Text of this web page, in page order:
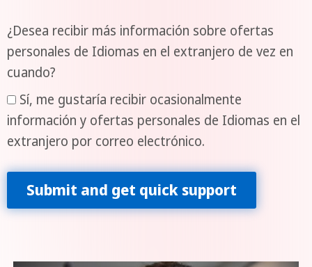
¿Desea recibir más información sobre ofertas
personales de Idiomas en el extranjero de vez en
cuando?
Sí, me gustaría recibir ocasionalmente
información y ofertas personales de Idiomas en el
extranjero por correo electrónico.
Submit and get quick support